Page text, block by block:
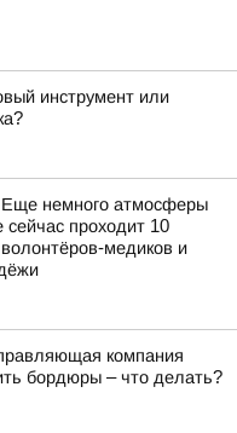
инструмент или
Еще немного атмосферы
сейчас проходит 10
медиков и
компания
бордюры – что делать?